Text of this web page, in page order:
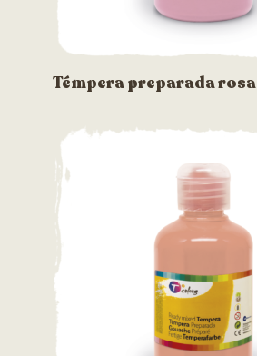
Témpera preparada rosa